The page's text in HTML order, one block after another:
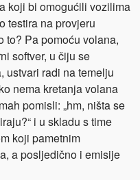
koji bi omogućili vozilima
testira na provjeru
to? Pa pomoću volana,
softver, u čiju se
ustvari radi na temelju
nema kretanja volana
pomisli: „hm, ništa se
i u skladu s time
koji pametnim
a posljedično i emisije